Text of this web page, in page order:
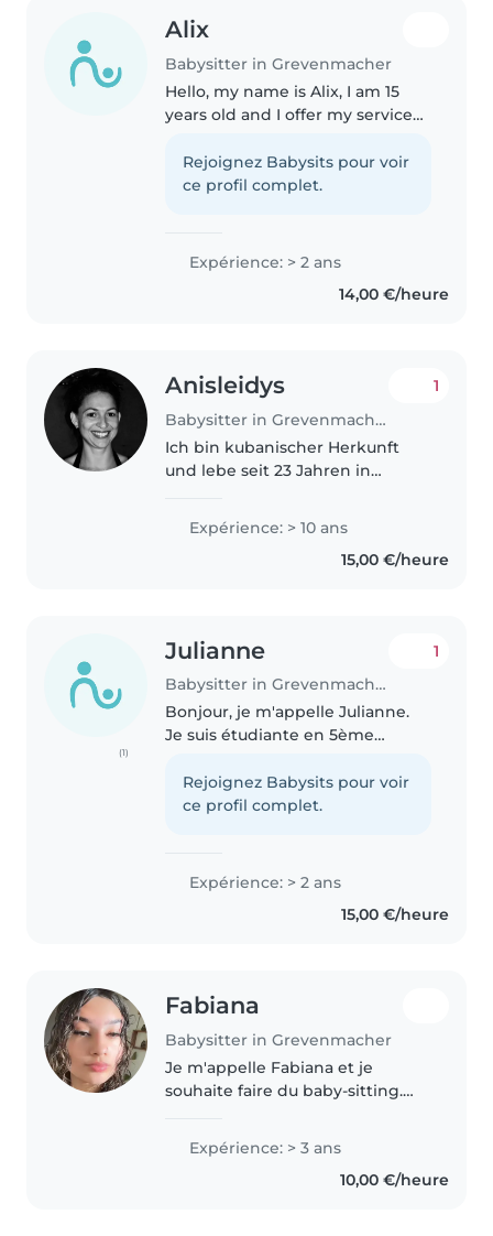
Alix
Babysitter in Grevenmacher
Hello, my name is Alix, I am 15
years old and I offer my services.
creative, I like to take care of
children and animals. I speak
Rejoignez Babysits pour voir
ce profil complet.
Expérience: > 2 ans
14,00 €/heure
Anisleidys
Babysitter in Grevenmacher
1
Ich bin kubanischer Herkunft
und lebe seit 23 Jahren in
Spanisch und Deutsch fließend,
verfüge über Grundkenntnisse
Expérience: > 10 ans
15,00 €/heure
(1)
Julianne
Babysitter in Grevenmacher
1
Bonjour, je m'appelle Julianne.
Je suis étudiante en 5ème
diplôme de babysitting. J'aime
beaucoup m'occuper des
Rejoignez Babysits pour voir
ce profil complet.
Expérience: > 2 ans
15,00 €/heure
Fabiana
Babysitter in Grevenmacher
Je m'appelle Fabiana et je
souhaite faire du baby-sitting.
j'apprécie passer du temps avec
eux. Je suis une personne douce,
attentionnée, patiente et..
Expérience: > 3 ans
10,00 €/heure